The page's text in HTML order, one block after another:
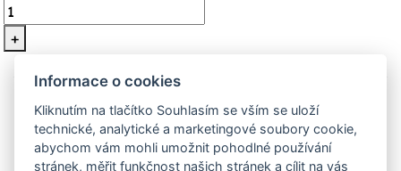
+
Informace o cookies
Kliknutím na tlačítko Souhlasím se vším se uloží
technické, analytické a marketingové soubory cookie,
abychom vám mohli umožnit pohodlné používání
stránek, měřit funkčnost našich stránek a cílit na vás